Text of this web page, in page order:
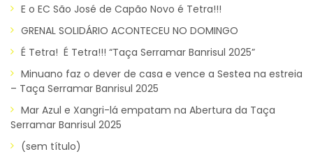
E o EC São José de Capão Novo é Tetra!!!
GRENAL SOLIDÁRIO ACONTECEU NO DOMINGO
É Tetra! É Tetra!!! “Taça Serramar Banrisul 2025”
Minuano faz o dever de casa e vence a Sestea na estreia
– Taça Serramar Banrisul 2025
Mar Azul e Xangri-lá empatam na Abertura da Taça
Serramar Banrisul 2025
(sem título)